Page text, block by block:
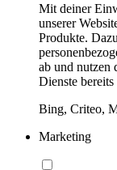
Mit deiner
unserer
Produkte.
ab und nutzen
Dienste bereits
Bing, Criteo,
Marketing